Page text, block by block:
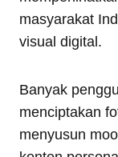
masyarakat
visual digital.
Banyak
menciptakan
menyusun